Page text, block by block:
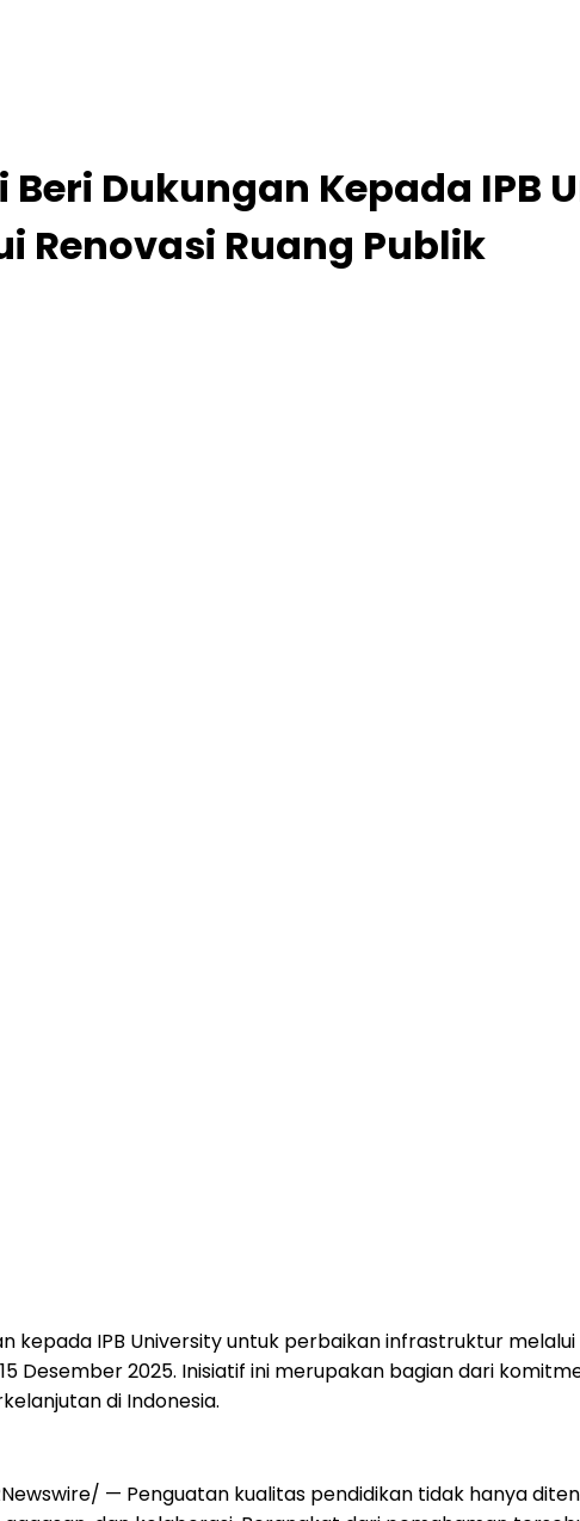
Dukungan Kepada IPB
Ruang Publik
kepada IPB University untuk perbaikan infrastruktur
Desember 2025. Inisiatif ini merupakan bagian dari
di Indonesia.
— Penguatan kualitas pendidikan tidak hanya